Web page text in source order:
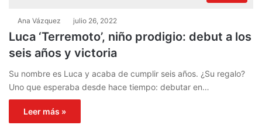
Ana Vázquez julio 26, 2022
Luca ‘Terremoto’, niño prodigio: debut a los
seis años y victoria
Su nombre es Luca y acaba de cumplir seis años. ¿Su regalo?
Uno que esperaba desde hace tiempo: debutar en…
Leer más »